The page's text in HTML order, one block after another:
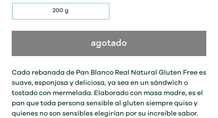
200 g
agotado
Cada rebanada de Pan Blanco Real Natural Gluten Free es
suave, esponjosa y deliciosa, ya sea en un sándwich o
tostado con mermelada. Elaborado con masa madre, es el
pan que toda persona sensible al gluten siempre quiso y
quienes no son sensibles elegirían por su increíble sabor.